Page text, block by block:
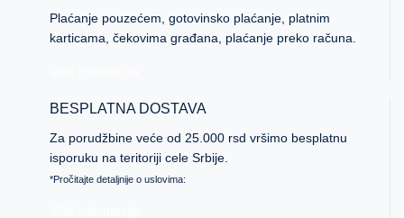
Plaćanje pouzećem, gotovinsko plaćanje, platnim
karticama, čekovima građana, plaćanje preko računa.
BESPLATNA DOSTAVA
Za porudžbine veće od 25.000 rsd vršimo besplatnu
isporuku na teritoriji cele Srbije.
*Pročitajte detaljnije o uslovima: